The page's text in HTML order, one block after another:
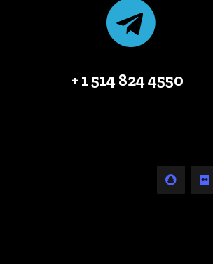
4550 824 514 1 +